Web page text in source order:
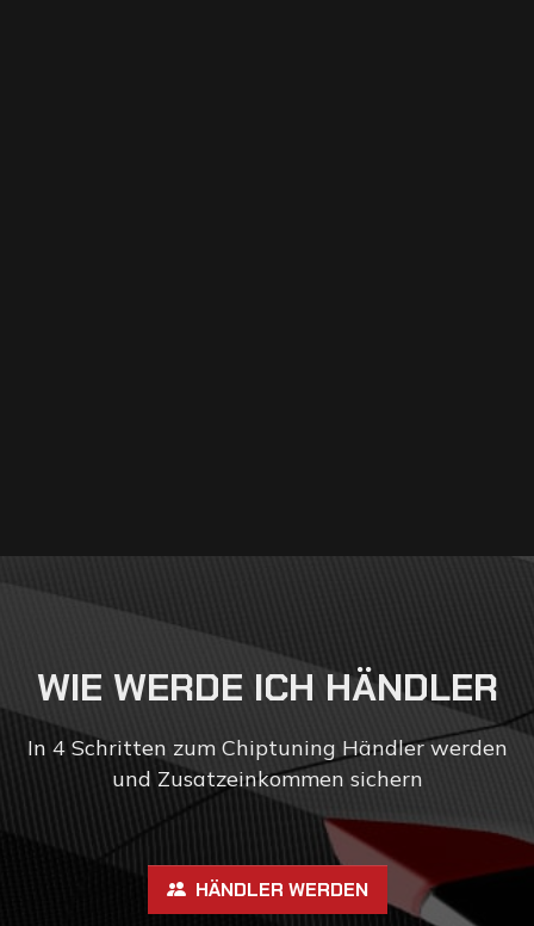
WIE WERDE ICH HÄNDLER
In 4 Schritten zum Chiptuning Händler werden
und Zusatzeinkommen sichern
HÄNDLER WERDEN